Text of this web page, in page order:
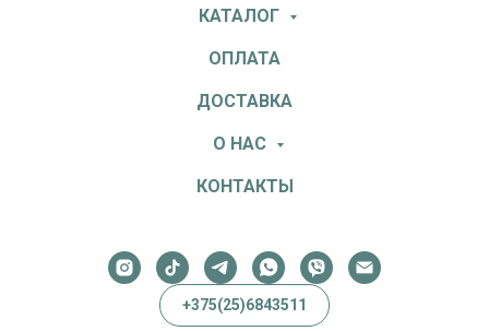
КАТАЛОГ
ОПЛАТА
ДОСТАВКА
О НАС
КОНТАКТЫ
+375(25)6843511